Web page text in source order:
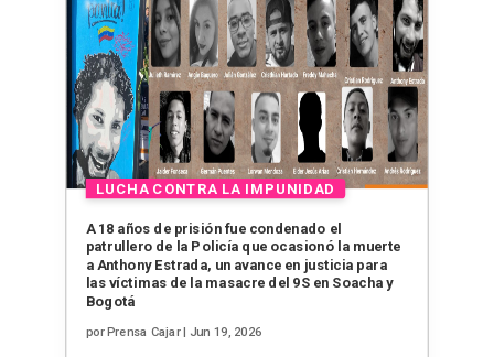
A 18 años de prisión fue condenado el
patrullero de la Policía que ocasionó la muerte
a Anthony Estrada, un avance en justicia para
las víctimas de la masacre del 9S en Soacha y
Bogotá
porPrensa Cajar| Jun 19, 2026